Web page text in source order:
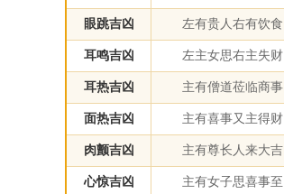
眼跳吉凶 左有贵人右有饮食
耳鸣吉凶 左主女思右主失财
耳热吉凶 主有僧道莅临商事
面热吉凶 主有喜事又主得财
肉颤吉凶 主有尊长人来大吉
心惊吉凶 主有女子思喜事至